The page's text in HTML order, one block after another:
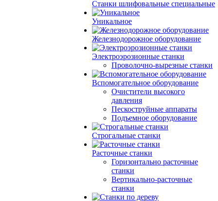
Станки шлифовальные специальные
Уникальное
Железнодорожное оборудование
Электроэрозионные станки
Проволочно-вырезные станки
Вспомогательное оборудование
Очистители высокого
давления
Пескоструйные аппараты
Подъемное оборудование
Строгальные станки
Расточные станки
Горизонтально расточные
станки
Вертикально-расточные
станки